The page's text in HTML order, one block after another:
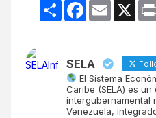
CompartirFacebook
Email X
SELA
El Sistema
Caribe (SELA) es un
intergubernamental
Venezuela,